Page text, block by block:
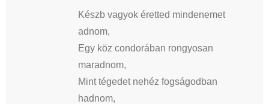
Készb vagyok éretted mindenemet
adnom,
Egy köz condorában rongyosan
maradnom,
Mint tégedet nehéz fogságodban
hadnom,